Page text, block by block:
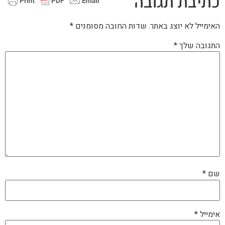
האימייל לא יוצג באתר. שדות החובה מסומנים *
התגובה שלך*
שם *
אימייל*